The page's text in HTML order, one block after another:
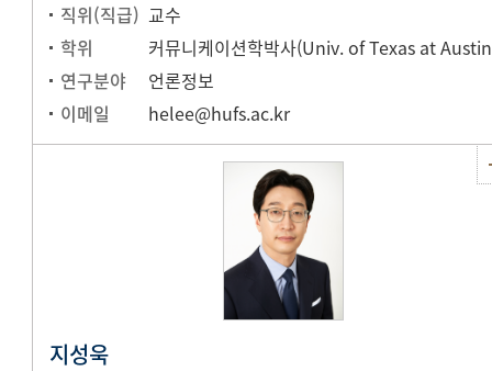
직위(직급) 교수
학위
커뮤니케이션학박사(Univ. of Texas at
연구분야
언론정보
이메일
helee@hufs.ac.kr
지성욱